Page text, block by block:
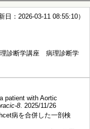
：2026-03-11 08:55:10）
診断学講座 病理診断学
patient with Aortic
8. 2025/11/26
病を合併した一剖検